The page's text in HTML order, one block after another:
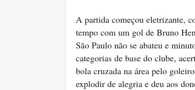
A partida começou eletrizante,
tempo com um gol de Bruno
São Paulo não se abateu e
categorias de base do clube,
bola cruzada na área pelo
explodir de alegria e deu aos